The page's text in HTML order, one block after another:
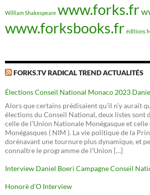
William Shakespeare www.forks.fr
www.forksbooks.fr éditions
FORKS.TV RADICAL TREND ACTUALITÉS
Élections Conseil National Monaco 2023
Alors que certains prédisaient qu’il n’y aurait
élections du Conseil National, deux listes sont
celle de l’Union Nationale Monégasque et
Monégasques ( NIM ). La vie politique de la
dorénavant une tournure plus dynamique, et
connaître le programme de l’Union […]
Interview Daniel Boeri Campagne Conseil
Honorè d’O Interview